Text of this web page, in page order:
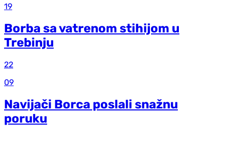
19
Borba sa vatrenom stihijom u
Trebinju
22
09
Navijači Borca poslali snažnu
poruku